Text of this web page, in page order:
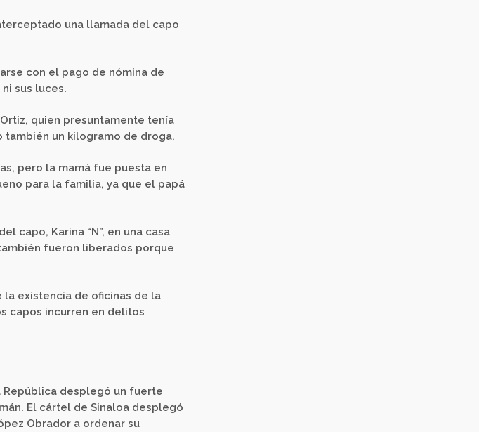
una llamada del capo
con el pago de nómina de
sus luces.
quien presuntamente tenía
también un kilogramo de droga.
pero la mamá fue puesta en
para la familia, ya que el papá
capo, Karina “N”, en una casa
fueron liberados porque
la existencia de oficinas de la
capos incurren en delitos
República desplegó un fuerte
El cártel de Sinaloa desplegó
Obrador a ordenar su